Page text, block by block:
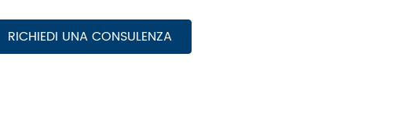
RICHIEDI UNA CONSULENZA